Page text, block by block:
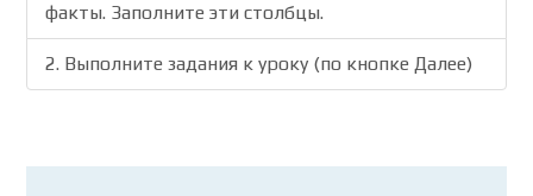
факты. Заполните эти столбцы.
2. Выполните задания к уроку (по кнопке Далее)